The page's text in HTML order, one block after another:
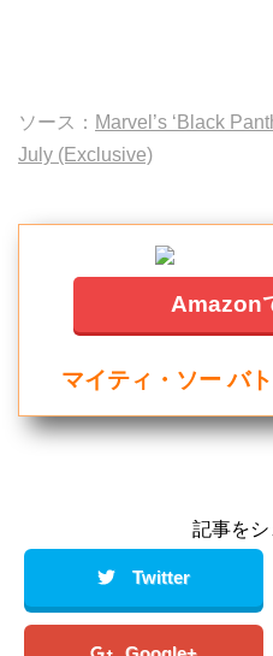
ソース： Marvel’s ‘Black
July (Exclusive)
Amazon
マイティ・ソー バ
記事をシ
Twitter